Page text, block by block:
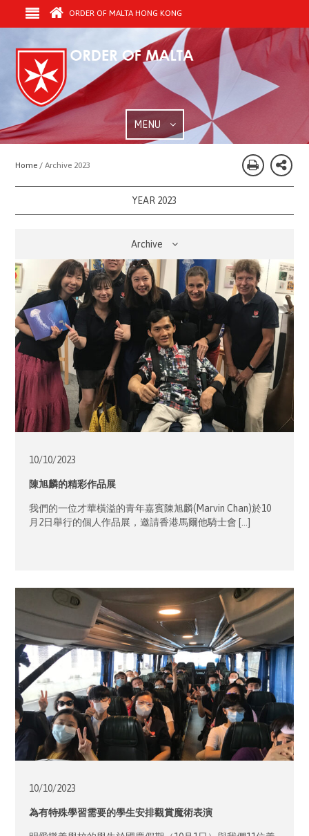
ORDER OF MALTA HONG KONG
MENU
Home / Archive 2023
YEAR 2023
Archive
10/10/2023
陳旭麟的精彩作品展
我們的一位才華橫溢的青年嘉賓陳旭麟(Marvin Chan)於10
月2日舉行的個人作品展，邀請香港馬爾他騎士會 […]
10/10/2023
為有特殊學習需要的學生安排觀賞魔術表演